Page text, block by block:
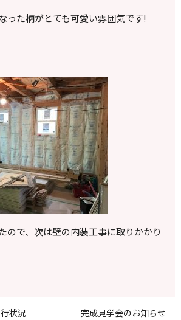
った柄がとても可愛い雰囲気です!
ので、次は壁の内装工事に取りかかり
状況 完成見学会のお知らせ